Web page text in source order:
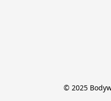
© 2025